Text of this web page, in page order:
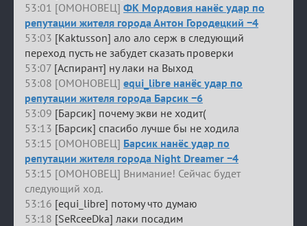
53:01 [ОМОНОВЕЦ] ФК Мордовия нанёс удар по
репутации жителя города Антон Городецкий −4
53:03 [Kaktusson] ало ало серж в следующий
переход пусть не забудет сказать проверки
53:07 [Аспирант] ну лаки на Выход
53:08 [ОМОНОВЕЦ] equi_libre нанёс удар по
репутации жителя города Барсик −6
53:09 [Барсик] почему экви не ходит(
53:13 [Барсик] спасибо лучше бы не ходила
53:15 [ОМОНОВЕЦ] Барсик нанёс удар по
репутации жителя города Night Dreamer −4
53:15 [ОМОНОВЕЦ] Внимание! Сейчас будет
следующий ход.
53:16 [equi_libre] потому что думаю
53:18 [SeRceeDka] лаки посадим